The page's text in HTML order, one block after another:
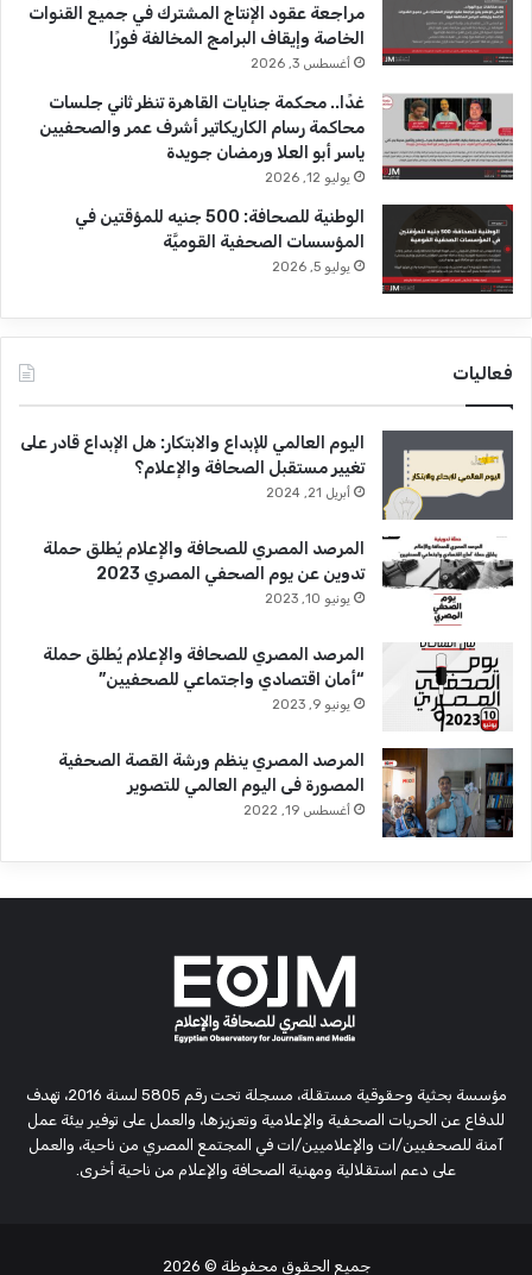
مراجعة عقود الإنتاج المشترك في جميع القنوات
الخاصة وإيقاف البرامج المخالفة فورًا
أغسطس 3, 2026
غدًا.. محكمة جنايات القاهرة تنظر ثاني جلسات
محاكمة رسام الكاريكاتير أشرف عمر والصحفيين
ياسر أبو العلا ورمضان جويدة
يوليو 12, 2026
الوطنية للصحافة: 500 جنيه للمؤقتين في
المؤسسات الصحفية القوميَّة
يوليو 5, 2026
فعاليات
اليوم العالمي للإبداع والابتكار: هل الإبداع قادر على
تغيير مستقبل الصحافة والإعلام؟
أبريل 21, 2024
المرصد المصري للصحافة والإعلام يُطلق حملة
تدوين عن يوم الصحفي المصري 2023
يونيو 10, 2023
المرصد المصري للصحافة والإعلام يُطلق حملة
“أمان اقتصادي واجتماعي للصحفيين”
يونيو 9, 2023
المرصد المصري ينظم ورشة القصة الصحفية
المصورة فى اليوم العالمي للتصوير
أغسطس 19, 2022
مؤسسة بحثية وحقوقية مستقلة، مسجلة تحت رقم 5805 لسنة 2016، تهدف
للدفاع عن الحريات الصحفية والإعلامية وتعزيزها، والعمل على توفير بيئة عمل
آمنة للصحفيين/ات والإعلاميين/ات في المجتمع المصري من ناحية، والعمل
على دعم استقلالية ومهنية الصحافة والإعلام من ناحية أخرى.
جميع الحقوق محفوظة © 2026